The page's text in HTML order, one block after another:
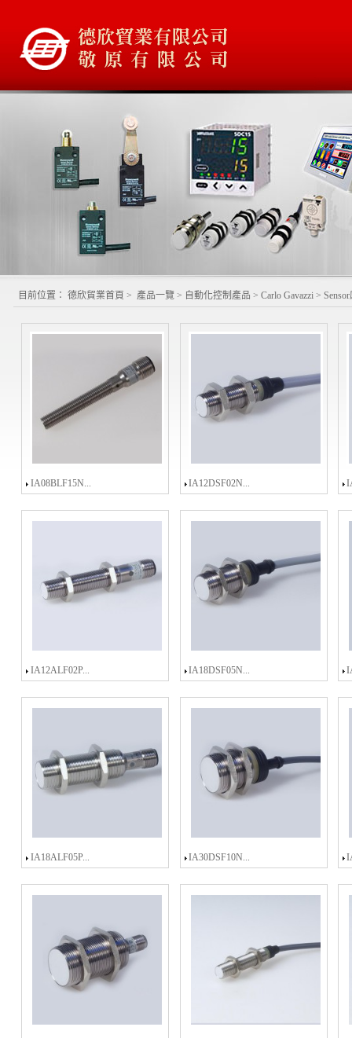
目前位置： 德欣貿業首頁 > 產品一覽 > 自動化控制產品 > Carlo Gavazzi >
IA08BLF15N... IA12DSF02N...
IA12ALF02P... IA18DSF05N...
IA18ALF05P... IA30DSF10N...